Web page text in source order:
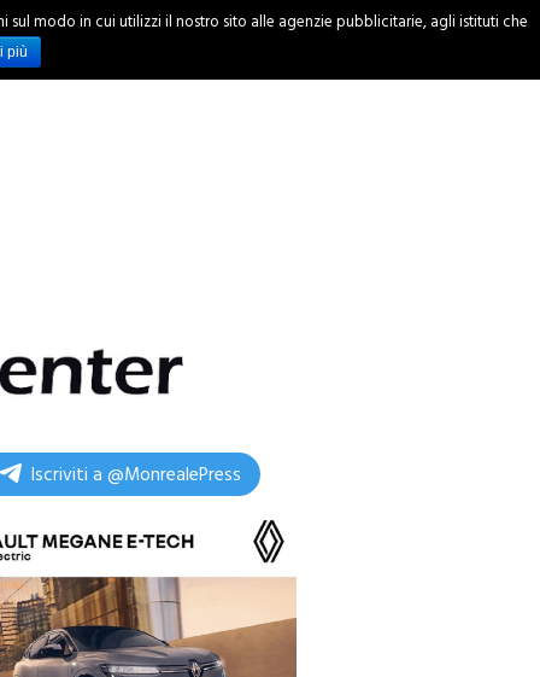
INCHIESTE
Iscriviti a @MonrealePress
modo in cui utilizzi il nostro sito alle agenzie pubblicitarie, agli istituti che
più